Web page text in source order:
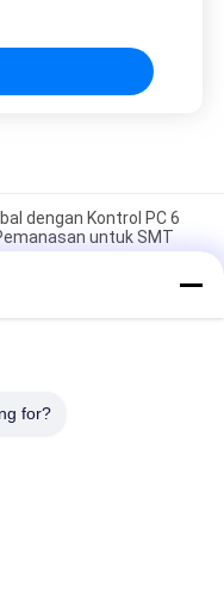
dengan Kontrol PC 6
untuk SMT
Zona Suhu Mesin
for?